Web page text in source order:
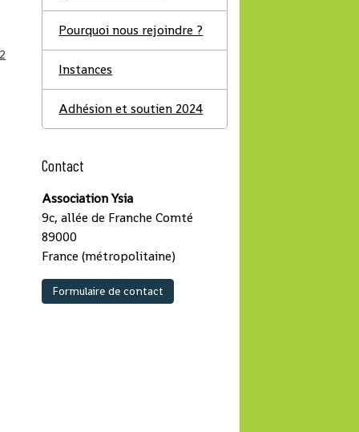
2
Pourquoi nous rejoindre ?
Instances
Adhésion et soutien 2024
Contact
Association Ysia
9c, allée de Franche Comté
89000
France (métropolitaine)
Formulaire de contact